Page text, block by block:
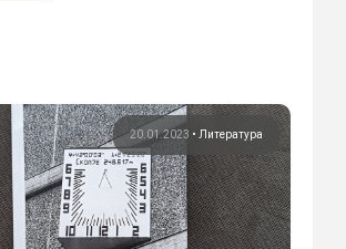
20.01.2023 • Литература